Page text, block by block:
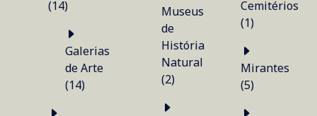
(14)
Galerias
de Arte
(14)
Museus
de
História
Natural
(2)
Cemitérios
(1)
Mirantes
(5)